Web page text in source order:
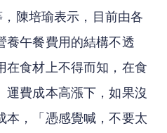
陳培瑜表示，目前由各
養午餐費用的結構不透
在食材上不得而知，在食
運費成本高漲下，如果沒
本，「憑感覺喊，不要太